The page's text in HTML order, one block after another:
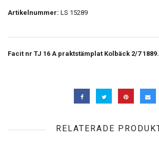
Artikelnummer: LS 15289
Facit nr TJ 16 A praktstämplat Kolbäck 2/7
RELATERADE